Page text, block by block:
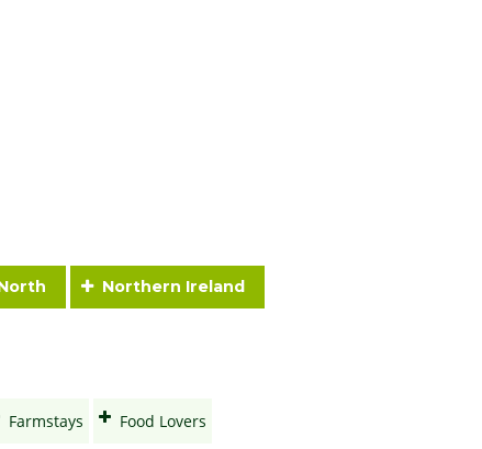
Northern Ireland
Farmstays Food Lovers